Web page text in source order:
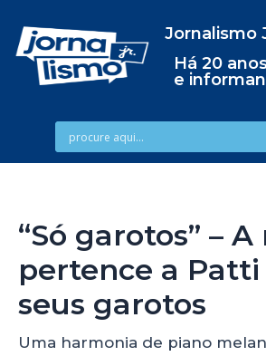
Jornalismo
Há 20
e
“Só garotos” –
pertence a
seus garotos
Uma harmonia de piano